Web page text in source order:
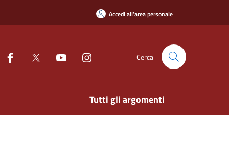
Accedi all'area personale
Cerca
Tutti gli argomenti